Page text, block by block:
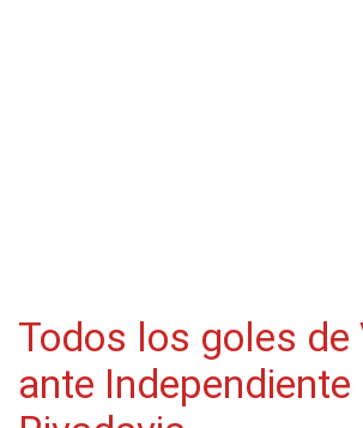
Todos los goles de
ante Independiente